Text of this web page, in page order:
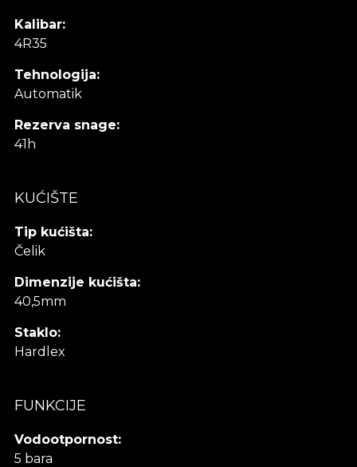
Kalibar:
4R35
Tehnologija:
Automatik
Rezerva snage:
41h
KUĆIŠTE
Tip kućišta:
Čelik
Dimenzije kućišta:
40,5mm
Staklo:
Hardlex
FUNKCIJE
Vodootpornost:
5 bara